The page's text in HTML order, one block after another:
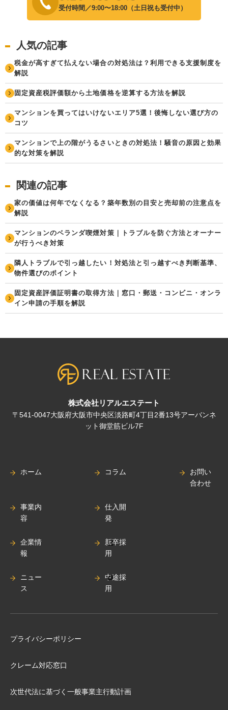
受付時間／9:00〜18:00（土日祝も受付中）
人気の記事
税金が高すぎて払えない場合の対処法は？利用できる支援制度を
解説
固定資産税評価額から土地価格を逆算する方法を解説
マンションを買ってはいけないエリア5選！後悔しない選び方の
コツ
マンションで上の階がうるさいときの対処法！騒音の原因と効果
的な対策を解説
関連の記事
家の価値は何年でなくなる？築年数別の目安と売却前の注意点を
解説
マンションのベランダ喫煙対策｜トラブルを防ぐ方法とオーナー
が行うべき対策
隣人トラブルで引っ越したい！対処法と引っ越すべき判断基準、
物件選びのポイント
固定資産評価証明書の取得方法｜窓口・郵送・コンビニ・オンラ
イン申請の手順を解説
株式会社リアルエステート
〒541-0047大阪府大阪市中央区淡路町4丁目2番13号アーバンネ
ット御堂筋ビル7F
ホーム
事業内
容
企業情
報
ニュー
ス
コラム
仕入開
発
新卒採
用
中途採
用
お問い
合わせ
プライバシーポリシー
クレーム対応窓口
次世代法に基づく⼀般事業主⾏動計画